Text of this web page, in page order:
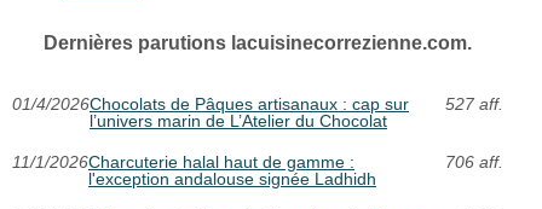
Dernières parutions lacuisinecorrezienne.com.
01/4/2026Chocolats de Pâques artisanaux : cap sur
l’univers marin de L’Atelier du Chocolat
527 aff.
11/1/2026Charcuterie halal haut de gamme :
l'exception andalouse signée Ladhidh
706 aff.